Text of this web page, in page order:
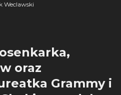
Weclawski
oraz
Grammy i